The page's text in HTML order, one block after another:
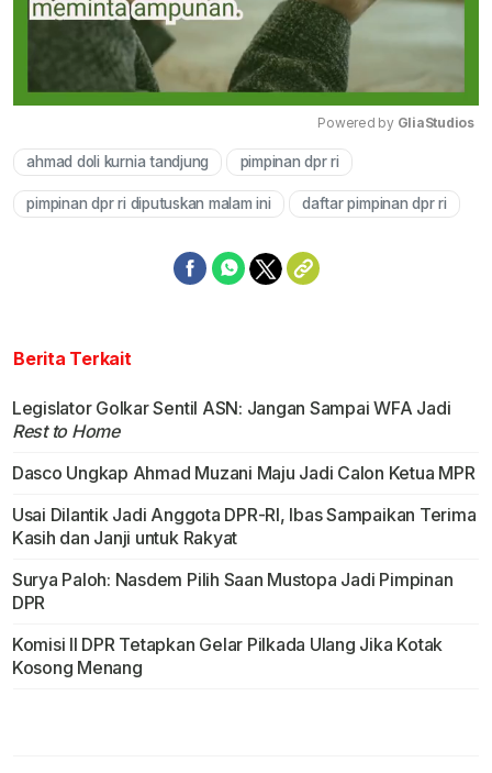
Powered by GliaStudios
ahmad doli kurnia tandjung pimpinan dpr ri
pimpinan dpr ri diputuskan malam ini daftar pimpinan dpr ri
Berita Terkait
Legislator Golkar Sentil ASN: Jangan Sampai WFA Jadi
Rest to Home
Dasco Ungkap Ahmad Muzani Maju Jadi Calon Ketua MPR
Usai Dilantik Jadi Anggota DPR-RI, Ibas Sampaikan Terima
Kasih dan Janji untuk Rakyat
Surya Paloh: Nasdem Pilih Saan Mustopa Jadi Pimpinan
DPR
Komisi II DPR Tetapkan Gelar Pilkada Ulang Jika Kotak
Kosong Menang